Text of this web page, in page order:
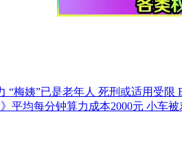
“梅姨”已是老年人 死刑或适用受限
》平均每分钟算力成本2000元 小车被